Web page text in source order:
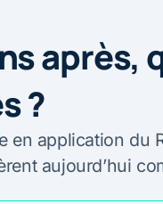
après,
?
en application du
aujourd’hui